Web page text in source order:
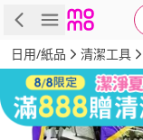
商品
日用/紙品 清潔工具